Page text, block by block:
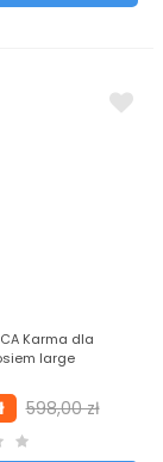
Karma dla
large
598,00 zł